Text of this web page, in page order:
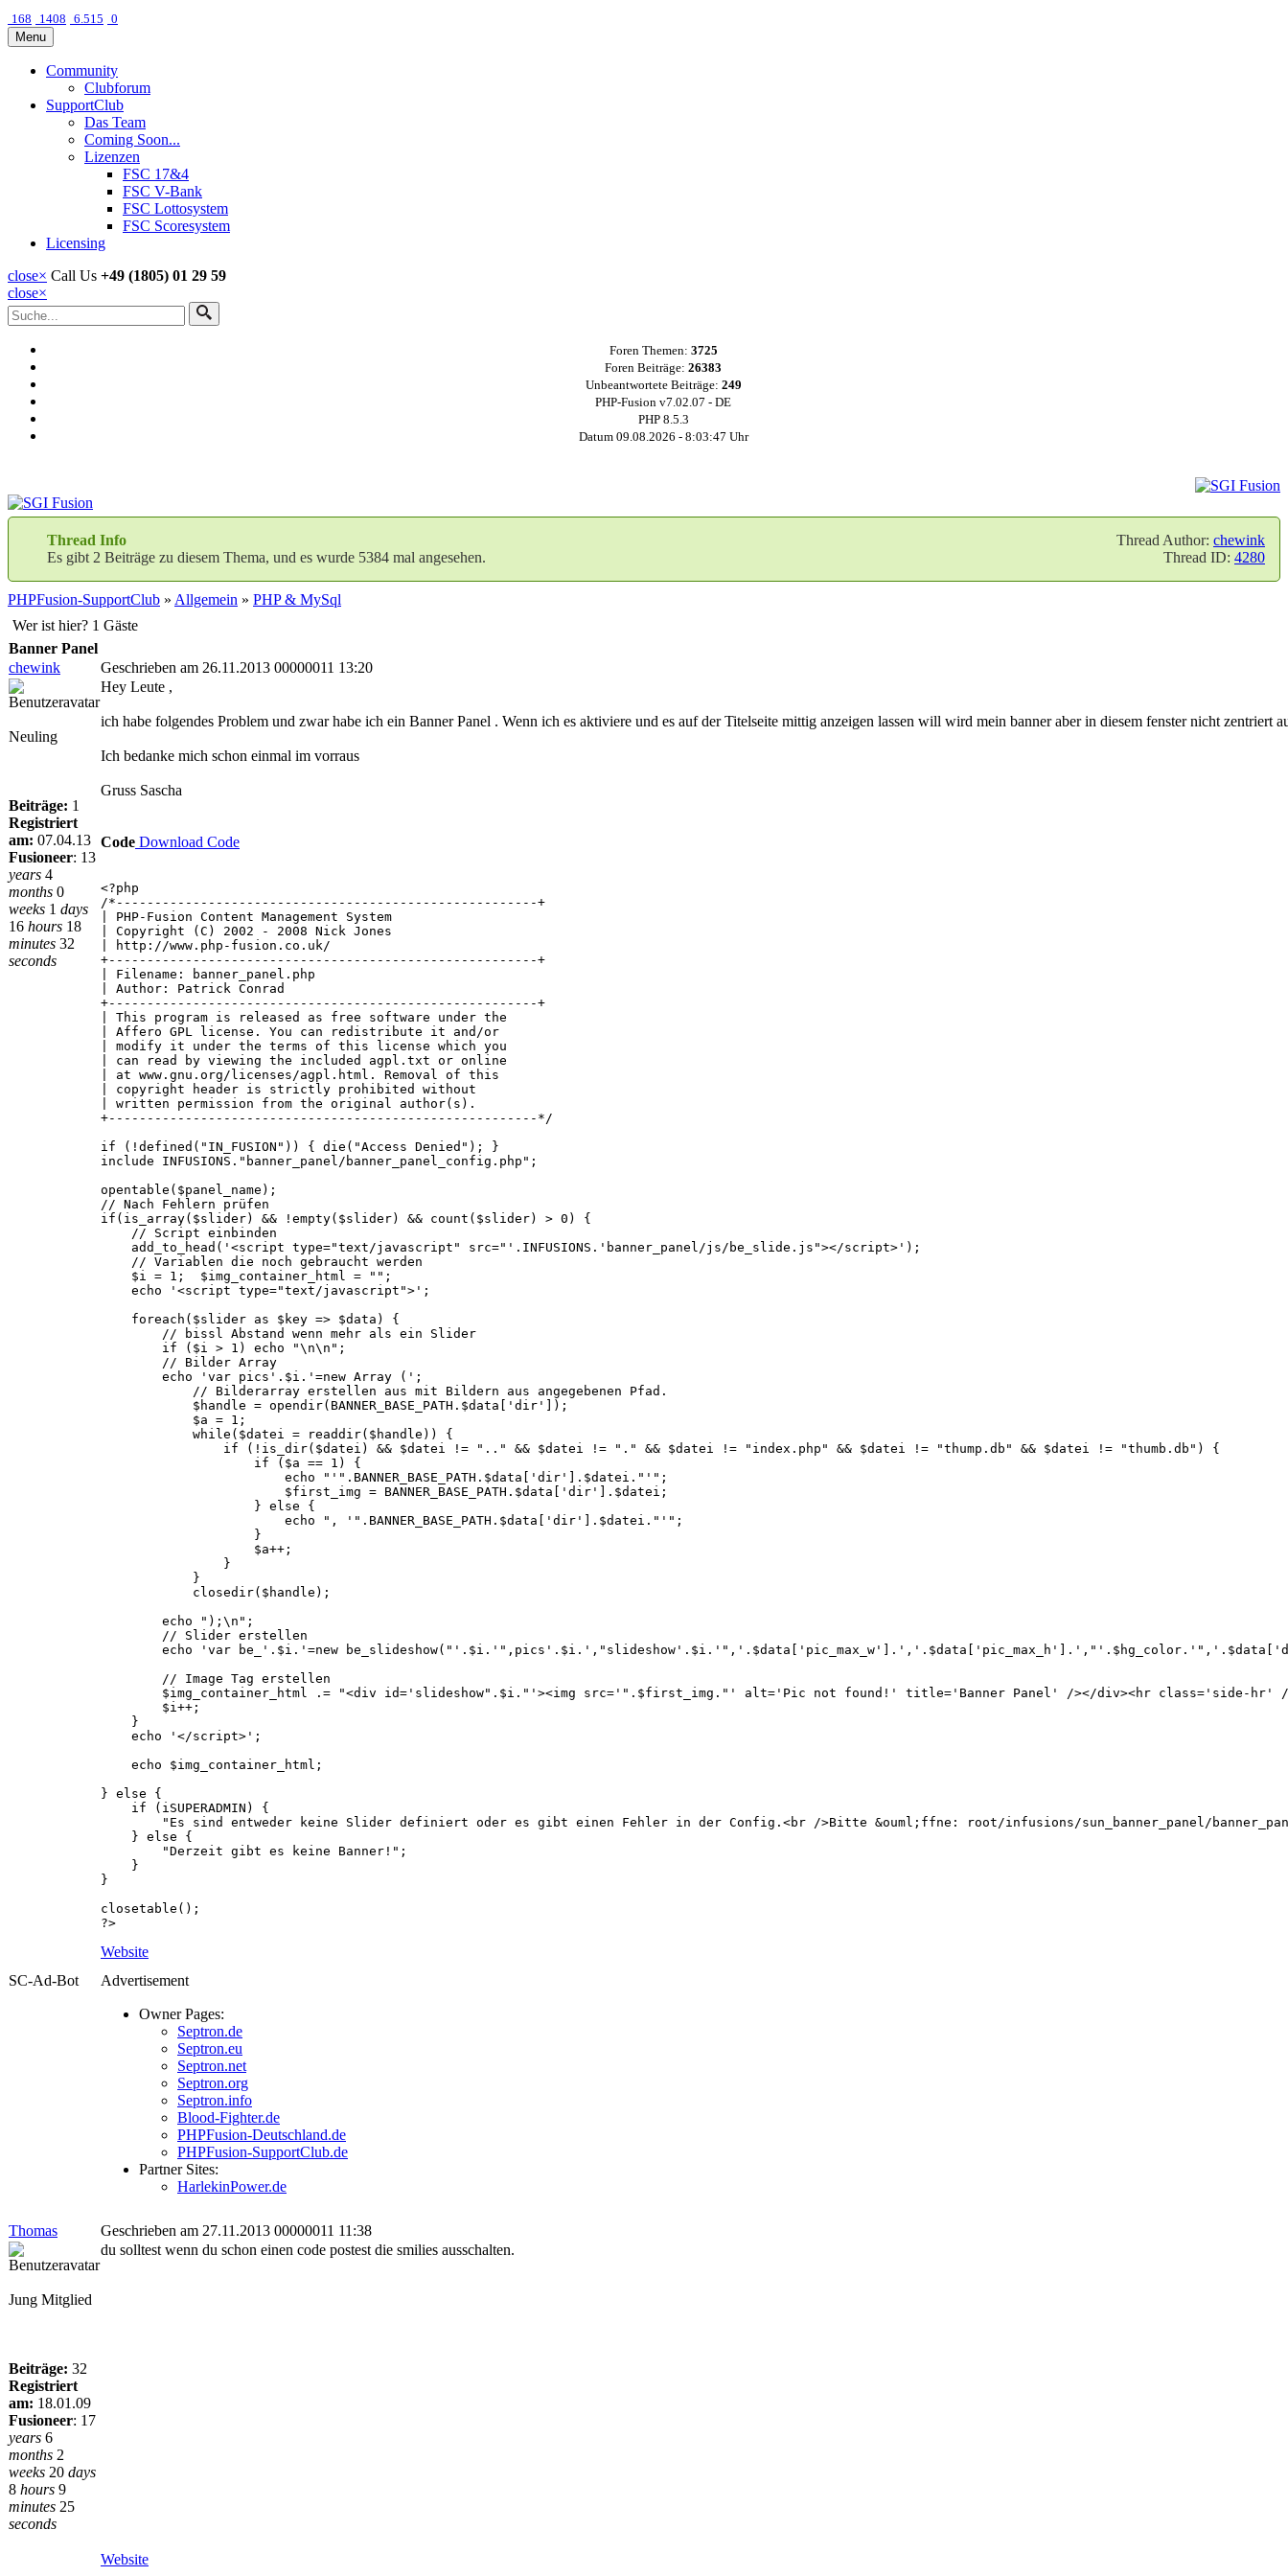
168 1408 6.515 0
Menu
Community
Clubforum
SupportClub
Das Team
Coming Soon...
Lizenzen
FSC 17&4
FSC V-Bank
FSC Lottosystem
FSC Scoresystem
Licensing
close× Call Us +49 (1805) 01 29 59
close×
Foren Themen: 3725
Foren Beiträge: 26383
Unbeantwortete Beiträge: 249
PHP-Fusion v7.02.07 - DE
PHP 8.5.3
Datum 09.08.2026 - 8:03:48 Uhr
Thread Author: chewink
Thread ID: 4280
Thread Info
Es gibt 2 Beiträge zu diesem Thema, und es wurde 5384 mal angesehen.
PHPFusion-SupportClub » Allgemein » PHP & MySql
Wer ist hier? 1 Gäste
Banner Panel
chewink
Geschrieben am 26.11.2013 00000011 13:20
Neuling
Beiträge: 1
Registriert
am: 07.04.13
Fusioneer: 13
years 4
months 0
weeks 1 days
16 hours 18
minutes 32
seconds
Hey Leute ,
ich habe folgendes Problem und zwar habe ich ein Banner Panel . Wenn ich es aktiviere und es auf der Titelseite mittig anzeigen lassen will wird mein banner aber in diesem fenster nicht
Ich bedanke mich schon einmal im vorraus
Gruss Sascha
Code Download Code
<?php
/*-------------------------------------------------------+
| PHP-Fusion Content Management System
| Copyright (C) 2002 - 2008 Nick Jones
| http://www.php-fusion.co.uk/
+--------------------------------------------------------+
| Filename: banner_panel.php
| Author: Patrick Conrad
+--------------------------------------------------------+
| This program is released as free software under the
| Affero GPL license. You can redistribute it and/or
| modify it under the terms of this license which you
| can read by viewing the included agpl.txt or online
| at www.gnu.org/licenses/agpl.html. Removal of this
| copyright header is strictly prohibited without
| written permission from the original author(s).
+--------------------------------------------------------*/
if (!defined("IN_FUSION")) { die("Access Denied"); }
include INFUSIONS."banner_panel/banner_panel_config.php";
opentable($panel_name);
// Nach Fehlern prüfen
if(is_array($slider) && !empty($slider) && count($slider) > 0) {
// Script einbinden
add_to_head('<script type="text/javascript" src="'.INFUSIONS.'banner_panel/js/be_slide.js"></script>');
// Variablen die noch gebraucht werden
$i = 1; $img_container_html = "";
echo '<script type="text/javascript">';
foreach($slider as $key => $data) {
// bissl Abstand wenn mehr als ein Slider
if ($i > 1) echo "\n\n";
// Bilder Array
echo 'var pics'.$i.'=new Array (';
// Bilderarray erstellen aus mit Bildern aus angegebenen Pfad.
$handle = opendir(BANNER_BASE_PATH.$data['dir']);
$a = 1;
while($datei = readdir($handle)) {
if (!is_dir($datei) && $datei != ".." && $datei != "." && $datei != "index.php" && $datei != "thump.db" && $datei != "thumb.db") {
if ($a == 1) {
echo "'".BANNER_BASE_PATH.$data['dir'].$datei."'";
$first_img = BANNER_BASE_PATH.$data['dir'].$datei;
} else {
echo ", '".BANNER_BASE_PATH.$data['dir'].$datei."'";
}
$a++;
}
}
closedir($handle);
echo ");\n";
// Slider erstellen
echo 'var be_'.$i.'=new
// Image Tag erstellen
$img_container_html .= "<div id='slideshow".$i."'><img src='".$first_img."' alt='Pic not found!' title='Banner Panel' /></div><hr class='side-hr'
$i++;
}
echo '</script>';
echo $img_container_html;
} else {
if (iSUPERADMIN) {
"Es sind entweder keine Slider definiert oder es gibt einen Fehler in der Config.<br />Bitte &ouml;ffne: root/infusions/sun_banner_panel/
} else {
"Derzeit gibt es keine Banner!";
}
}
closetable();
?>
Website
SC-Ad-Bot
Advertisement
Owner Pages:
Septron.de
Septron.eu
Septron.net
Septron.org
Septron.info
Blood-Fighter.de
PHPFusion-Deutschland.de
PHPFusion-SupportClub.de
Partner Sites:
HarlekinPower.de
Thomas Geschrieben am 27.11.2013 00000011 11:38
Jung Mitglied
Beiträge: 32
Registriert
am: 18.01.09
Fusioneer: 17
years 6
months 2
weeks 20 days
8 hours 9
minutes 25
seconds
du solltest wenn du schon einen code postest die smilies ausschalten.
Website